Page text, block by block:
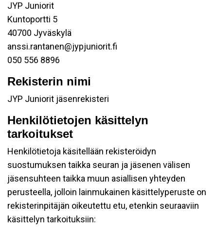
JYP Juniorit
Kuntoportti 5
40700 Jyväskylä
anssi.rantanen@jypjuniorit.fi
050 556 8896
Rekisterin nimi
JYP Juniorit jäsenrekisteri
Henkilötietojen käsittelyn
tarkoitukset
Henkilötietoja käsitellään rekisteröidyn
suostumuksen taikka seuran ja jäsenen välisen
jäsensuhteen taikka muun asiallisen yhteyden
perusteella, jolloin lainmukainen käsittelyperuste on
rekisterinpitäjän oikeutettu etu, etenkin seuraaviin
käsittelyn tarkoituksiin: